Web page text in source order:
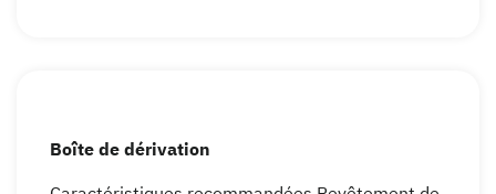
Boîte de dérivation